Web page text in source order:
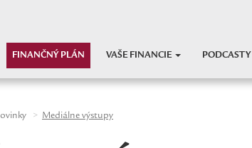
FINANČNÝ PLÁN VAŠE FINANCIE PODCASTY
Mediálne výstupy